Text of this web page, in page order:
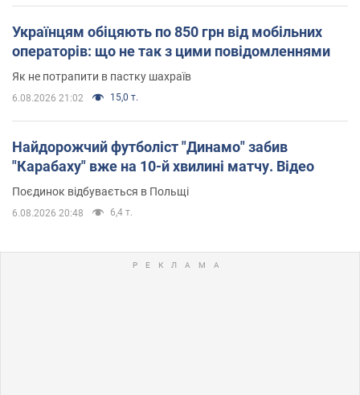
Українцям обіцяють по 850 грн від мобільних
операторів: що не так з цими повідомленнями
Як не потрапити в пастку шахраїв
6.08.2026 21:02 15,0 т.
Найдорожчий футболіст "Динамо" забив
"Карабаху" вже на 10-й хвилині матчу. Відео
Поєдинок відбувається в Польщі
6.08.2026 20:48 6,4 т.